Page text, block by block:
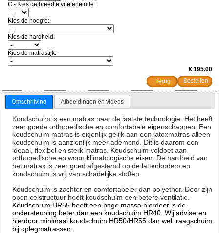
C - Kies de breedte voeteneinde :
Kies de hoogte:
Kies de hardheid:
Kies de matrastijk:
€ 195.00
Terug
Omschrijving Afbeeldingen en videos
Koudschuim is een matras naar de laatste technologie. Het heeft
zeer goede orthopedische en comfortabele eigenschappen. Een
koudschuim matras is eigenlijk gelijk aan een latexmatras alleen
koudschuim is aanzienlijk meer ademend. Dit is daarom een
ideaal, flexibel en sterk matras. Koudschuim voldoet aan
orthopedische en woon klimatologische eisen. De hardheid van
het matras is zeer goed afgestemd op de lattenbodem en
koudschuim is vrij van schadelijke stoffen.
Koudschuim is zachter en comfortabeler dan polyether. Door zijn
open celstructuur heeft koudschuim een betere ventilatie.
Koudschuim HR55 heeft een hoge massa hierdoor is de
ondersteuning beter dan een koudschuim HR40. Wij adviseren
hierdoor minimaal koudschuim HR50/HR55 dan wel traagschuim
bij oplegmatrassen.